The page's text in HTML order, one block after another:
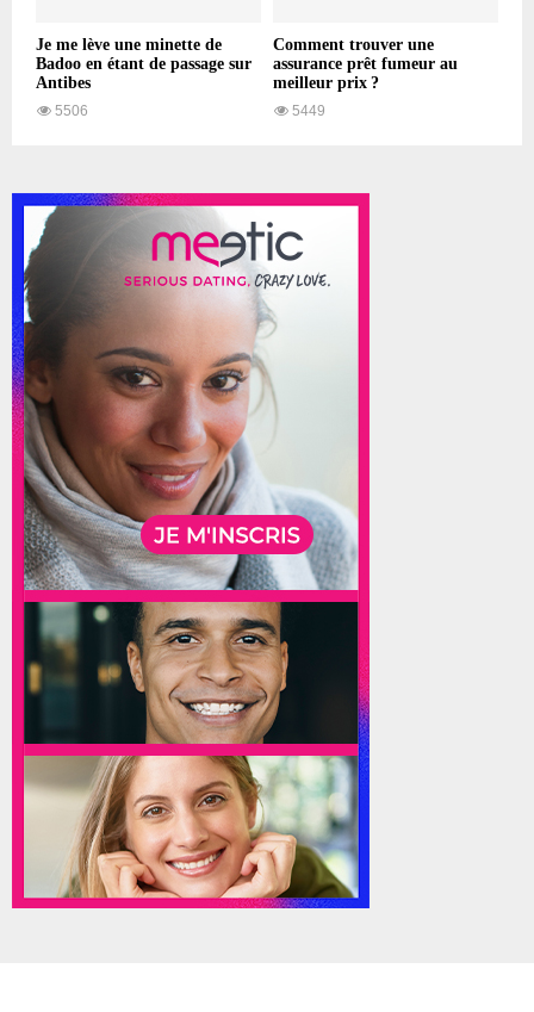
Je me lève une minette de
Badoo en étant de passage sur
Antibes
5506
Comment trouver une
assurance prêt fumeur au
meilleur prix ?
5449